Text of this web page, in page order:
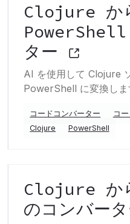
Clojure か
PowerShell
ター
AI を使用して Clojure
PowerShell に変換しま
コードコンバーター コ
Clojure
PowerShell
Clojure か
のコンバー